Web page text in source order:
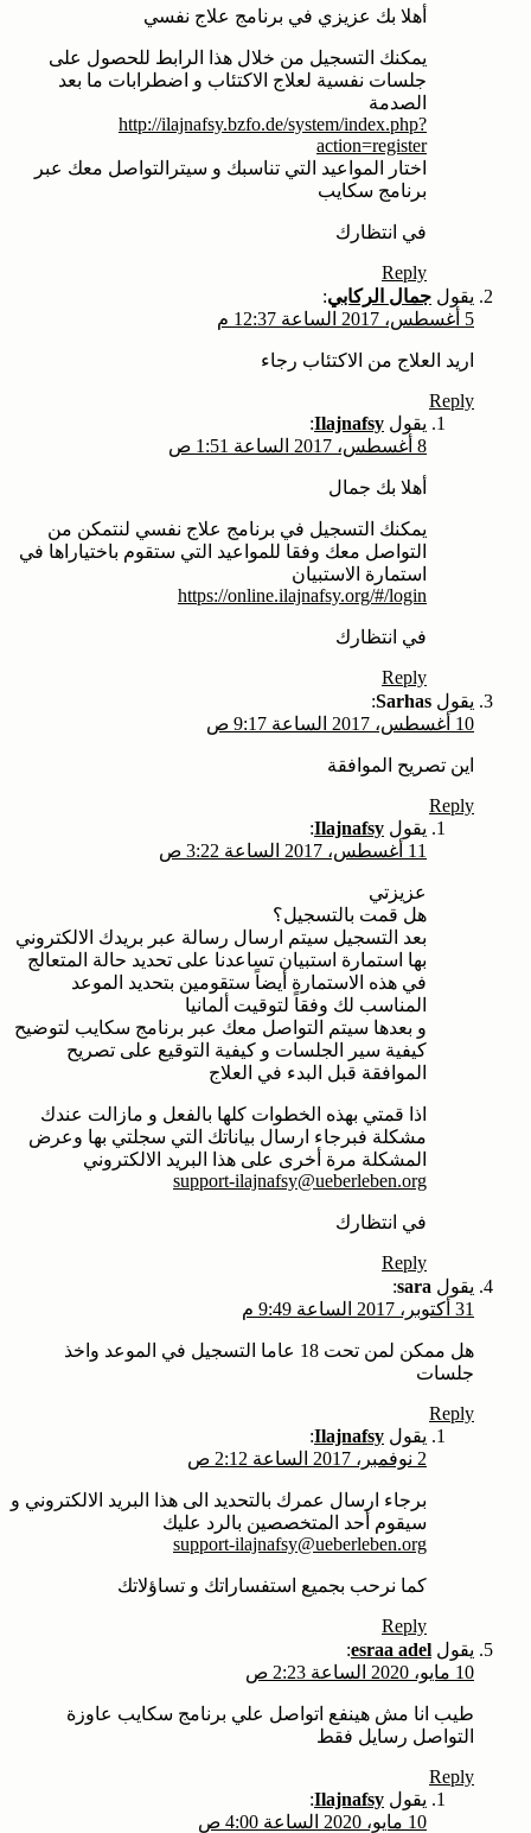
أهلا بك عزيزي في برنامج علاج نفسي
يمكنك التسجيل من خلال هذا الرابط للحصول على
جلسات نفسية لعلاج الاكتئاب و اضطرابات ما بعد
الصدمة
http://ilajnafsy.bzfo.de/system/index.php?
action=register
اختار المواعيد التي تناسبك و سيترالتواصل معك عبر
برنامج سكايب
في انتظارك
Reply
يقول جمال الركابي:
5 أغسطس، 2017 الساعة 12:37 م
اريد العلاج من الاكتئاب رجاء
Reply
يقول Ilajnafsy
:
8 أغسطس، 2017 الساعة 1:51 ص
أهلا بك جمال
يمكنك التسجيل في برنامج علاج نفسي لنتمكن من
التواصل معك وفقا للمواعيد التي ستقوم باختياراها في
استمارة الاستبيان
https://online.ilajnafsy.org/#/login
في انتظارك
Reply
يقول Sarhas
:
10 أغسطس، 2017 الساعة 9:17 ص
اين تصريح الموافقة
Reply
يقول Ilajnafsy
:
11 أغسطس، 2017 الساعة 3:22 ص
عزيزتي
هل قمت بالتسجيل؟
بعد التسجيل سيتم ارسال رسالة عبر بريدك الالكتروني
بها استمارة استبيان تساعدنا على تحديد حالة المتعالج
في هذه الاستمارة أيضاً ستقومين بتحديد الموعد
المناسب لك وفقاً لتوقيت ألمانيا
و بعدها سيتم التواصل معك عبر برنامج سكايب لتوضيح
كيفية سير الجلسات و كيفية التوقيع على تصريح
الموافقة قبل البدء في العلاج
اذا قمتي بهذه الخطوات كلها بالفعل و مازالت عندك
مشكلة فبرجاء ارسال بياناتك التي سجلتي بها وعرض
المشكلة مرة أخرى على هذا البريد الالكتروني
support-ilajnafsy@ueberleben.org
في انتظارك
Reply
يقول sara
:
31 أكتوبر، 2017 الساعة 9:49 م
هل ممكن لمن تحت 18 عاما التسجيل في الموعد واخذ
جلسات
Reply
يقول Ilajnafsy
:
2 نوفمبر، 2017 الساعة 2:12 ص
برجاء ارسال عمرك بالتحديد الى هذا البريد الالكتروني و
سيقوم أحد المتخصصين بالرد عليك
support-ilajnafsy@ueberleben.org
كما نرحب بجميع استفساراتك و تساؤلاتك
Reply
يقول esraa adel
:
10 مايو، 2020 الساعة 2:23 ص
طيب انا مش هينفع اتواصل علي برنامج سكايب عاوزة
التواصل رسايل فقط
Reply
يقول Ilajnafsy
:
10 مايو، 2020 الساعة 4:00 ص